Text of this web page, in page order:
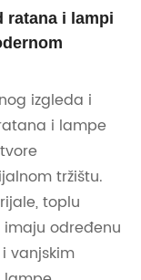
ratana i lampi
izgleda i
i lampe
tržištu.
toplu
određenu
vanjskim